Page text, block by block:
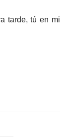
tarde, tú en mi